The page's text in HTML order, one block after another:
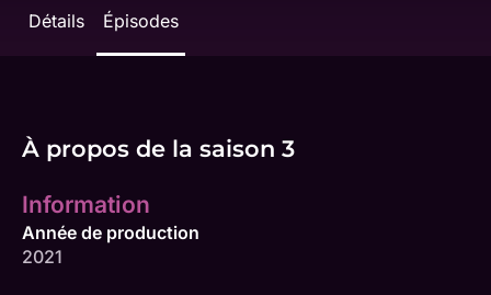
Détails Épisodes
À propos de la saison 3
Information
Année de production
2021